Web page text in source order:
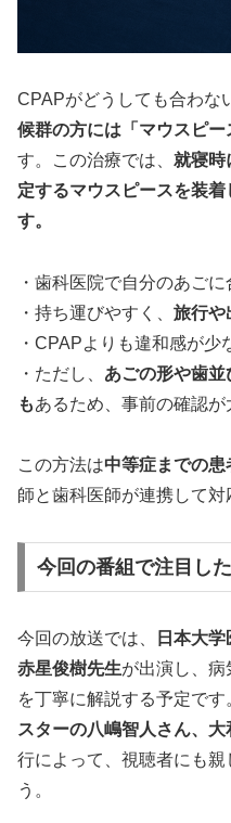
CPAPがどうしても合わな
候群の方には「マウスピー
す。この治療では、 就寝時
定するマウスピースを装
す。
・歯科医院で自分のあご
・持ち運びやすく、 旅行や
・CPAPよりも違和感が少
・ただし、 あごの形や歯
もあるため、事前の確認が
この方法は中等症までの患
師と歯科医師が連携して対
今回の番組で注目し
今回の放送では、
日本大
赤星俊樹先生が出演し、
を丁寧に解説する予定です
スターの八嶋智人さん、
行によって、視聴者にも
う。